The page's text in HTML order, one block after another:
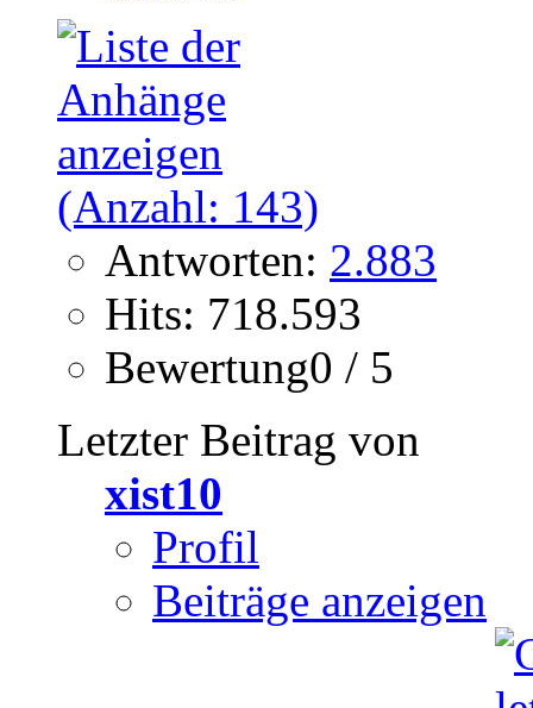
Antworten: 2.883
Hits: 718.593
Bewertung0 / 5
Letzter Beitrag von
xist10
Profil
Beiträge anzeigen